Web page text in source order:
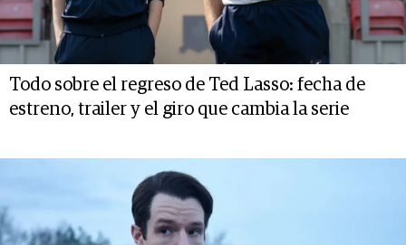
Todo sobre el regreso de Ted Lasso: fecha de
estreno, trailer y el giro que cambia la serie